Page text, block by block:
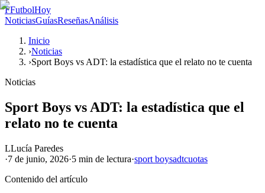
FFutbolHoy
NoticiasGuíasReseñasAnálisis
Inicio
›Noticias
›Sport Boys vs ADT: la estadística que el relato no te cuenta
Noticias
Sport Boys vs ADT: la estadística que el
relato no te cuenta
LLucía Paredes
·7 de junio, 2026·5 min de lectura·sport boysadtcuotas
Contenido del artículo